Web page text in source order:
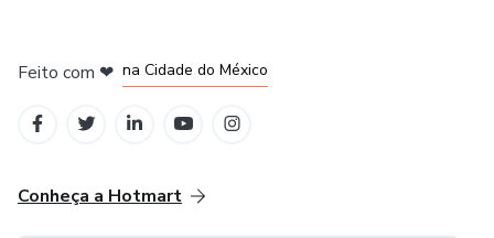
Feito com ❤ na Cidade do México
Conheça a Hotmart